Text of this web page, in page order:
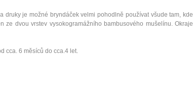
druky je možné bryndáček velmi pohodlně používat všude tam,
ze dvou vrstev vysokogramážního bambusového mušelínu.
cca. 6 měsíců do cca.4 let.